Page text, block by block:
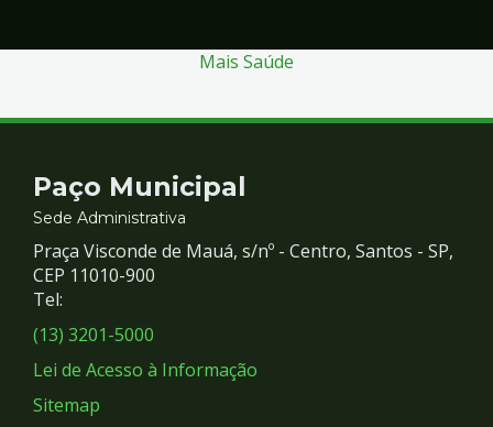
Mais Saúde
Contato
e
Redes
Sociais
Paço Municipal
Sede Administrativa
Praça Visconde de Mauá, s/nº - Centro, Santos - SP,
CEP 11010-900
Tel:
(13) 3201-5000
Lei de Acesso à Informação
Sitemap